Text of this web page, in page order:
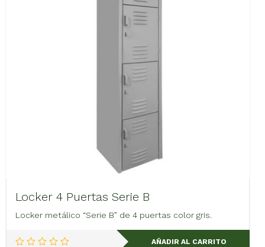
Locker 4 Puertas Serie B
Locker metálico “Serie B” de 4 puertas color gris.
AÑADIR AL CARRITO